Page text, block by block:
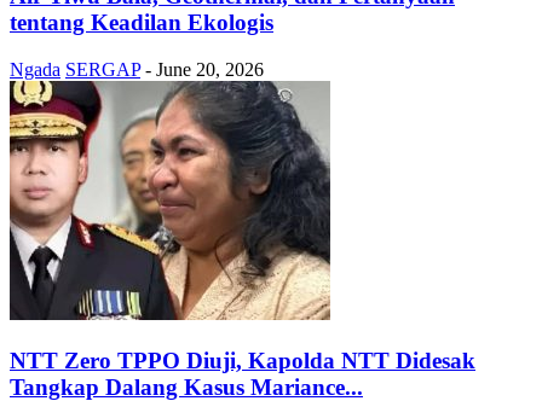
tentang Keadilan Ekologis
Ngada SERGAP - June 20, 2026
NTT Zero TPPO Diuji, Kapolda NTT Didesak
Tangkap Dalang Kasus Mariance...